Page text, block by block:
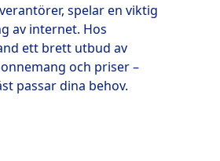
spelar en viktig
av internet. Hos
ett brett utbud av
och priser –
passar dina behov.